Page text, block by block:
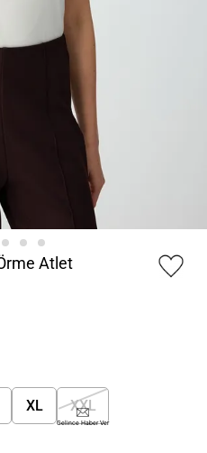
Atlet
XL XXL
Gelince Haber Ver